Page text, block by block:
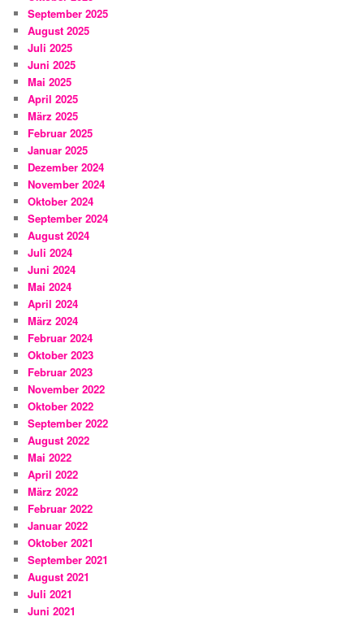
September 2025
August 2025
Juli 2025
Juni 2025
Mai 2025
April 2025
März 2025
Februar 2025
Januar 2025
Dezember 2024
November 2024
Oktober 2024
September 2024
August 2024
Juli 2024
Juni 2024
Mai 2024
April 2024
März 2024
Februar 2024
Oktober 2023
Februar 2023
November 2022
Oktober 2022
September 2022
August 2022
Mai 2022
April 2022
März 2022
Februar 2022
Januar 2022
Oktober 2021
September 2021
August 2021
Juli 2021
Juni 2021